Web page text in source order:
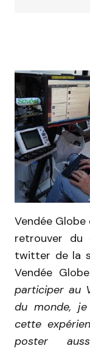
Vendée
retrouver du
twitter de la
Vendée
participer au
du monde,
cette
poster